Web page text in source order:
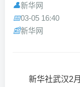
👤新华网
📅03-05 16:40
📰新华网
新华社武汉2